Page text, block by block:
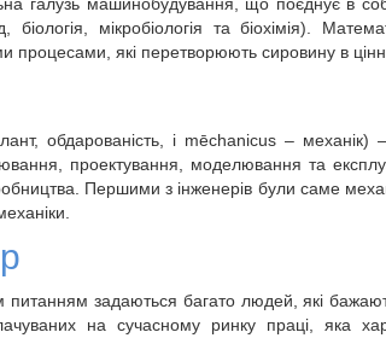
мікробіологія та біохімія).
процесами, які перетворюють сировину в
обдарованість, і mēchanicus –
проектування, моделювання та
Першими з інженерів були саме
питанням задаються багато людей, які
на сучасному ринку праці, яка